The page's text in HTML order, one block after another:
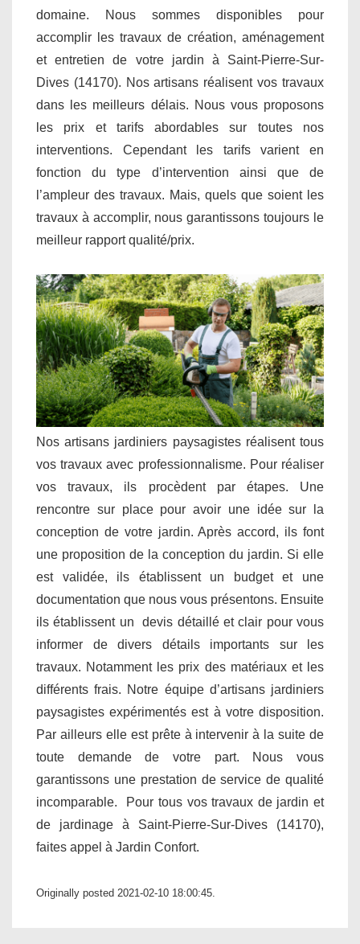
domaine. Nous sommes disponibles pour
accomplir les travaux de création, aménagement
et entretien de votre jardin à Saint-Pierre-Sur-
Dives (14170). Nos artisans réalisent vos travaux
dans les meilleurs délais. Nous vous proposons
les prix et tarifs abordables sur toutes nos
interventions. Cependant les tarifs varient en
fonction du type d’intervention ainsi que de
l’ampleur des travaux. Mais, quels que soient les
travaux à accomplir, nous garantissons toujours le
meilleur rapport qualité/prix.
Nos artisans jardiniers paysagistes réalisent tous
vos travaux avec professionnalisme. Pour réaliser
vos travaux, ils procèdent par étapes. Une
rencontre sur place pour avoir une idée sur la
conception de votre jardin. Après accord, ils font
une proposition de la conception du jardin. Si elle
est validée, ils établissent un budget et une
documentation que nous vous présentons. Ensuite
ils établissent un devis détaillé et clair pour vous
informer de divers détails importants sur les
travaux. Notamment les prix des matériaux et les
différents frais. Notre équipe d’artisans jardiniers
paysagistes expérimentés est à votre disposition.
Par ailleurs elle est prête à intervenir à la suite de
toute demande de votre part. Nous vous
garantissons une prestation de service de qualité
incomparable. Pour tous vos travaux de jardin et
de jardinage à Saint-Pierre-Sur-Dives (14170),
faites appel à Jardin Confort.
Originally posted 2021-02-10 18:00:45.